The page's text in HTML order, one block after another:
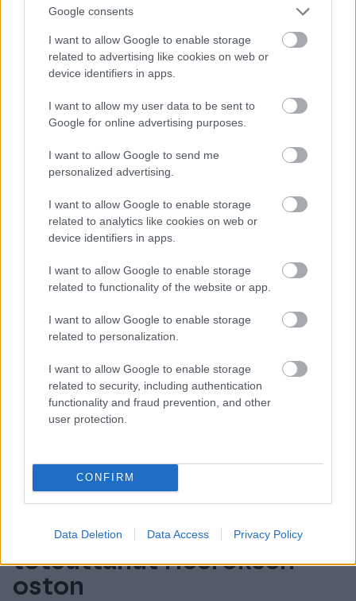
Google consents
I want to allow Google to enable storage
related to advertising like cookies on web or
device identifiers in apps.
I want to allow my user data to be sent to
Google for online advertising purposes.
I want to allow Google to send me
personalized advertising.
I want to allow Google to enable storage
related to analytics like cookies on web or
device identifiers in apps.
I want to allow Google to enable storage
related to functionality of the website or app.
I want to allow Google to enable storage
related to personalization.
I want to allow Google to enable storage
related to security, including authentication
functionality and fraud prevention, and other
user protection.
CONFIRM
Data Deletion Data Access Privacy Policy
tulevaisuutta – vuoden
2024
vastuullisuustuloksemme
Isolta tukee nykyisen ja tulevan
yritysvastuullisuuteen liittyvän lainsäädännön
noudattamista. Lue Isoltan vuoden 2024
Accountor Software on
toteuttanut Heeroksen
oston